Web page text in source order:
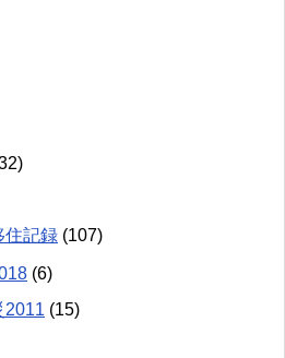
記録 (107)
(6)
2011 (15)